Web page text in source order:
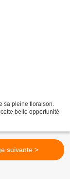
sa pleine floraison.
belle opportunité
suivante >